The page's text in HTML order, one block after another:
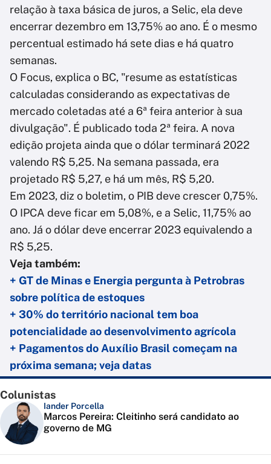
relação à taxa básica de juros, a Selic, ela deve
encerrar dezembro em 13,75% ao ano. É o mesmo
percentual estimado há sete dias e há quatro
semanas.
O Focus, explica o BC, "resume as estatísticas
calculadas considerando as expectativas de
mercado coletadas até a 6ª feira anterior à sua
divulgação". É publicado toda 2ª feira. A nova
edição projeta ainda que o dólar terminará 2022
valendo R$ 5,25. Na semana passada, era
projetado R$ 5,27, e há um mês, R$ 5,20.
Em 2023, diz o boletim, o PIB deve crescer 0,75%.
O IPCA deve ficar em 5,08%, e a Selic, 11,75% ao
ano. Já o dólar deve encerrar 2023 equivalendo a
R$ 5,25.
Veja também:
+ GT de Minas e Energia pergunta à Petrobras
sobre política de estoques
+ 30% do território nacional tem boa
potencialidade ao desenvolvimento agrícola
+ Pagamentos do Auxílio Brasil começam na
próxima semana; veja datas
Colunistas
Iander Porcella
Marcos Pereira: Cleitinho será candidato ao
governo de MG